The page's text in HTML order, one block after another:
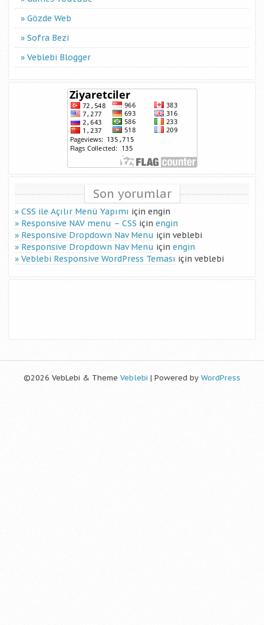
Gözde Web
Sofra Bezi
Veblebi Blogger
Son yorumlar
CSS ile Açılır Menü Yapımı için engin
Responsive NAV menu – CSS için engin
Responsive Dropdown Nav Menu için veblebi
Responsive Dropdown Nav Menu için engin
Veblebi Responsive WordPress Teması için veblebi
©2026 VebLebi & Theme Veblebi | Powered by WordPress